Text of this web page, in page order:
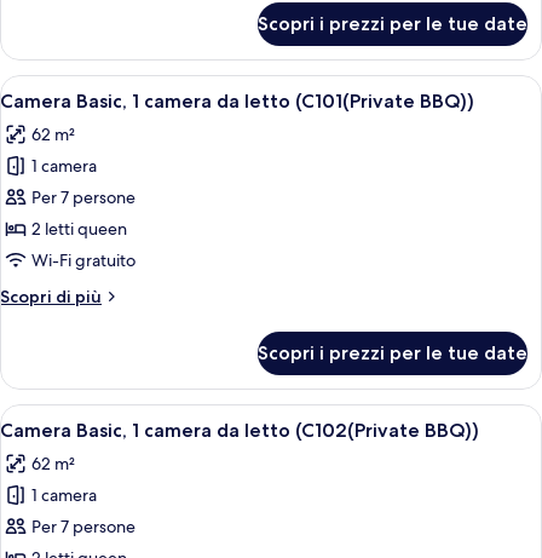
(B104(2F
European
Whirlpool
Tub))
Basic,
camera
letto
(B104(2F
European
Whirlpool
Tub))
Scopri i prezzi per le tue date
Apri
tutte
le
foto
per
Camera
Basic,
camera
(C101(Private
BBQ))
Camera Basic, 1 camera da letto
8
Camera Basic, 1 camera da letto (C101(Private BBQ))
62 m²
1 camera
Per 7 persone
2 letti queen
Wi-Fi gratuito
Scopri di più
Altri
Basic,
camera
letto
(C101(Private
BBQ))
Scopri i prezzi per le tue date
Apri
tutte
le
foto
per
Camera Basic, 1 camera da letto
7
Camera Basic, 1 camera da letto (C102(Private BBQ))
62 m²
1 camera
Per 7 persone